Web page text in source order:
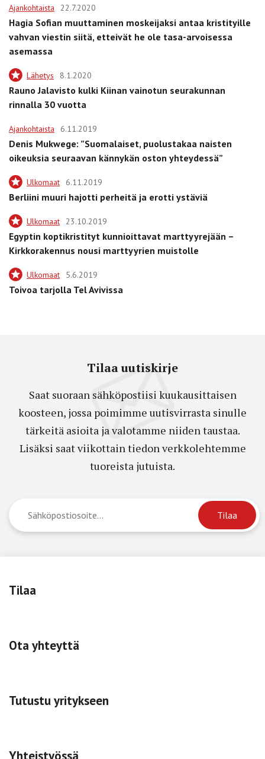
Ajankohtaista 22.7.2020
Hagia Sofian muuttaminen moskeijaksi antaa kristityille
vahvan viestin siitä, etteivät he ole tasa-arvoisessa
asemassa
Lähetys 8.1.2020
Rauno Jalavisto kulki Kiinan vainotun seurakunnan
rinnalla 30 vuotta
Ajankohtaista 6.11.2019
Denis Mukwege: ”Suomalaiset, puolustakaa naisten
oikeuksia seuraavan kännykän oston yhteydessä”
Ulkomaat 6.11.2019
Berliini muuri hajotti perheitä ja erotti ystäviä
Ulkomaat 23.10.2019
Egyptin koptikristityt kunnioittavat marttyyrejään –
Kirkkorakennus nousi marttyyrien muistolle
Ulkomaat 5.6.2019
Toivoa tarjolla Tel Avivissa
Tilaa uutiskirje
Saat suoraan sähköpostiisi kuukausittaisen
koosteen, jossa poimimme uutisvirrasta sinulle
tärkeitä asioita ja valotamme niiden taustaa.
Lisäksi saat viikottain tiedon verkkolehtemme
tuoreista jutuista.
Tilaa
Ota yhteyttä
Tutustu yritykseen
Yhteistyössä